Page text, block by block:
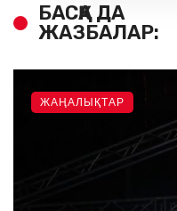
БАСҚА ДА
ЖАЗБАЛАР:
ЖАҢАЛЫҚТАР